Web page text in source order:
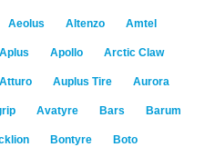
Aeolus Altenzo Amtel
Aplus Apollo Arctic Claw
Atturo Auplus Tire Aurora
Avatyre Bars Barum
Bontyre Boto